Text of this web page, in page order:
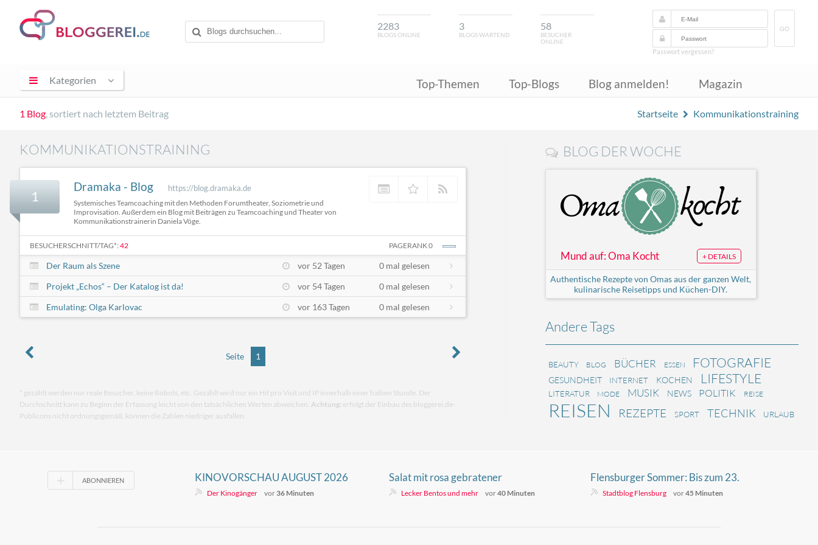
2283
BLOGS ONLINE
3
BLOGS WARTEND
58
BESUCHER
ONLINE
GO
Passwort vergessen?
Kategorien Top-Themen Top-Blogs Blog anmelden! Magazin
1 Blog, sortiert nach letztem Beitrag Startseite Kommunikationstraining
KOMMUNIKATIONSTRAINING
1
Dramaka - Blog https://blog.dramaka.de
Systemisches Teamcoaching mit den Methoden Forumtheater, Soziometrie und
Improvisation. Außerdem ein Blog mit Beiträgen zu Teamcoaching und Theater von
Kommunikationstrainerin Daniela Vöge.
BESUCHERSCHNITT/TAG*: 42 PAGERANK 0
Der Raum als Szene vor 52 Tagen
0 mal gelesen
Projekt „Echos“ – Der Katalog ist da!
vor 54 Tagen
0 mal gelesen
Emulating: Olga Karlovac
vor 163 Tagen 0 mal gelesen
Seite 1
* gezählt werden nur reale Besucher, keine Robots, etc. Gezählt wird nur ein Hit pro Visit und IP innerhalb einer halben Stunde. Der
Durchschnitt kann zu Beginn der Erfassung leicht von den tatsächlichen Werten abweichen. Achtung: erfolgt der Einbau des bloggerei.de-
Publicons nicht ordnungsgemäß, können die Zahlen niedriger ausfallen.
BLOG DER WOCHE
Mund auf: Oma Kocht + DETAILS
Authentische Rezepte von Omas aus der ganzen Welt,
kulinarische Reisetipps und Küchen-DIY.
Andere Tags
BEAUTY BLOG BÜCHER ESSEN FOTOGRAFIE
GESUNDHEIT INTERNET KOCHEN LIFESTYLE
LITERATUR MODE MUSIK NEWS POLITIK REISE
REISEN REZEPTE SPORT TECHNIK URLAUB
ABONNIEREN KINOVORSCHAU AUGUST 2026
Der Kinogänger vor 36 Minuten
Salat mit rosa gebratener
Entenbrust, Pfirsichen und
Lecker Bentos und mehr vor40 Minuten
Flensburger Sommer: Bis zum 23.
August noch zahlreiche
Stadtblog Flensburg vor45 Minuten